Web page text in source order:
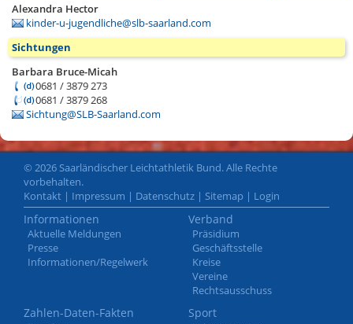
Alexandra Hector
kinder-u-jugendliche@slb-saarland.com
Sichtungen
Barbara Bruce-Micah
0681 / 3879 273
0681 / 3879 268
Sichtung@SLB-Saarland.com
© 2026 Saarländischer Leichtathletik Bund. Alle Rechte
vorbehalten.
Kontakt | Impressum | Datenschutz | Sitemap | Login
Informationen
Aktuelle Meldungen
Presse
Informationen/Regelwerk
Verband
Präsidium
Geschäftsstelle
Kreise
Vereine
Rechtsausschuss
Zahlen-Daten-Fakten Sport